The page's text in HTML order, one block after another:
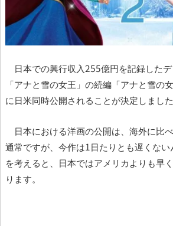
日本での興行収入255億円を記録した
「アナと雪の女王」の続編「アナと雪の
に日米同時公開されることが決定しまし
日本における洋画の公開は、海外に比
通常ですが、今作は1日たりとも遅くな
を考えると、日本ではアメリカよりも早
ります。